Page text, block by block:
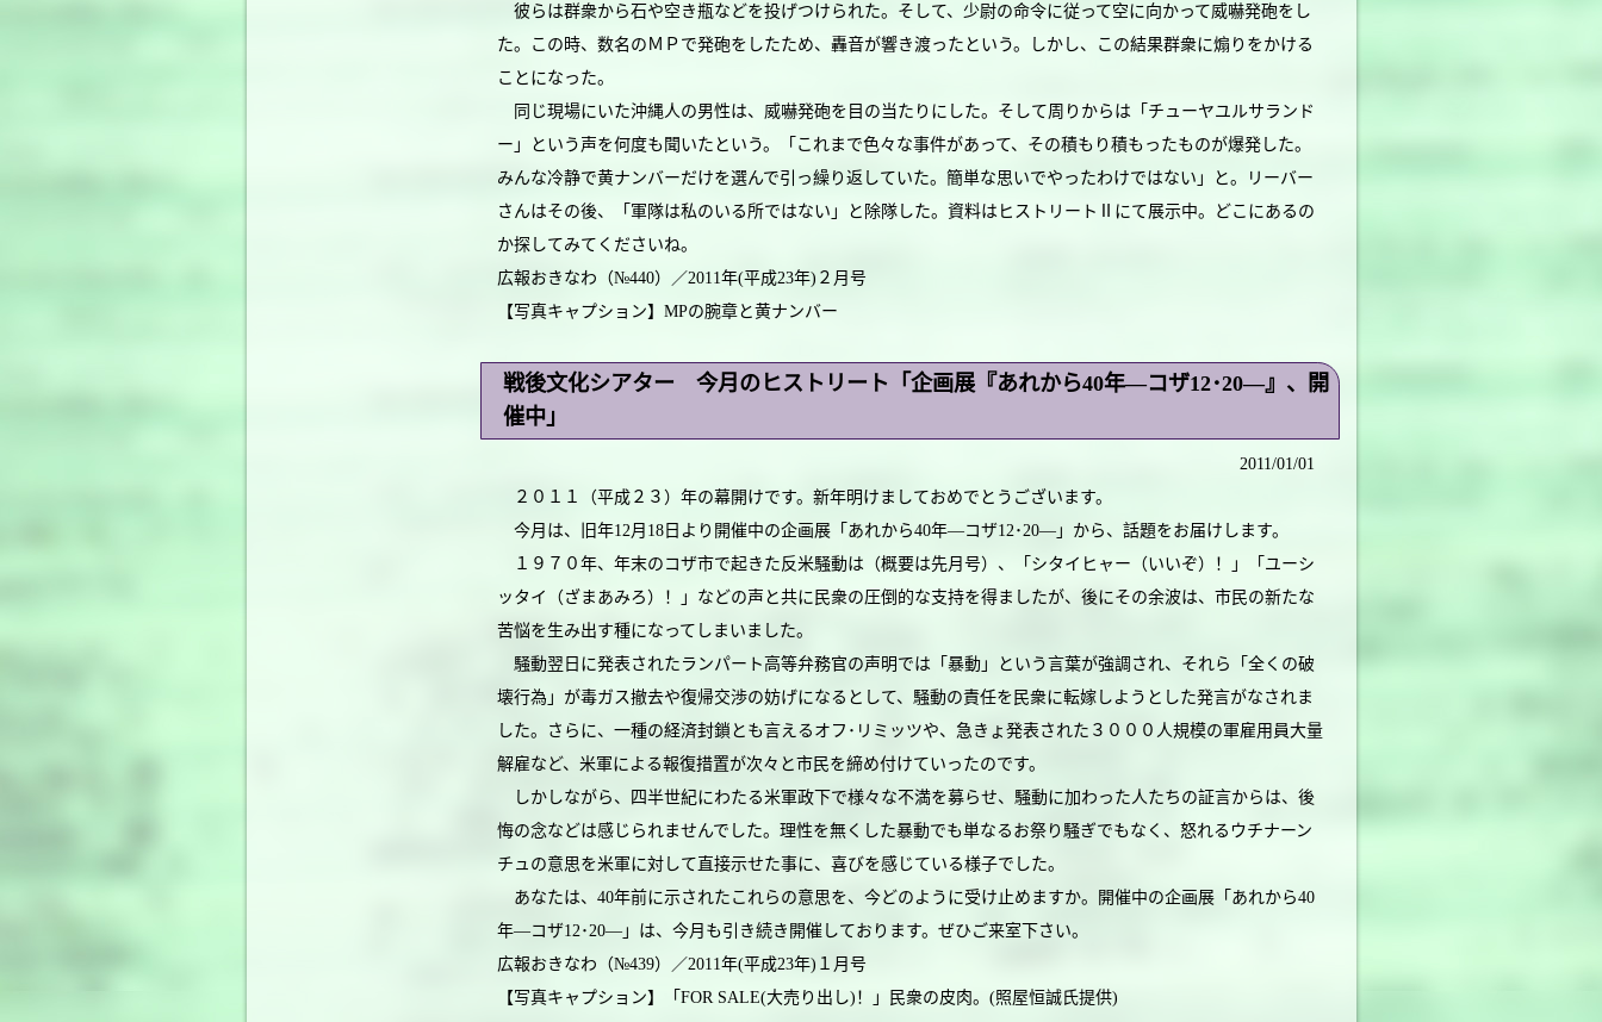
彼らは群衆から石や空き瓶などを投げつけられた。そして、少尉の命令に従って空に向かって威嚇発砲をし
た。この時、数名のＭＰで発砲をしたため、轟音が響き渡ったという。しかし、この結果群衆に煽りをかける
ことになった。
同じ現場にいた沖縄人の男性は、威嚇発砲を目の当たりにした。そして周りからは「チューヤユルサランド
ー」という声を何度も聞いたという。「これまで色々な事件があって、その積もり積もったものが爆発した。
みんな冷静で黄ナンバーだけを選んで引っ繰り返していた。簡単な思いでやったわけではない」と。リーバー
さんはその後、「軍隊は私のいる所ではない」と除隊した。資料はヒストリートⅡにて展示中。どこにあるの
か探してみてくださいね。
広報おきなわ（№440）／2011年(平成23年)２月号
【写真キャプション】MPの腕章と黄ナンバー
戦後文化シアター 今月のヒストリート「企画展『あれから40年―コザ12･20―』、開
催中」
2011/01/01
２０１１（平成２３）年の幕開けです。新年明けましておめでとうございます。
今月は、旧年12月18日より開催中の企画展「あれから40年―コザ12･20―」から、話題をお届けします。
１９７０年、年末のコザ市で起きた反米騒動は（概要は先月号）、「シタイヒャー（いいぞ）！」「ユーシ
ッタイ（ざまあみろ）！」などの声と共に民衆の圧倒的な支持を得ましたが、後にその余波は、市民の新たな
苦悩を生み出す種になってしまいました。
騒動翌日に発表されたランパート高等弁務官の声明では「暴動」という言葉が強調され、それら「全くの破
壊行為」が毒ガス撤去や復帰交渉の妨げになるとして、騒動の責任を民衆に転嫁しようとした発言がなされま
した。さらに、一種の経済封鎖とも言えるオフ･リミッツや、急きょ発表された３０００人規模の軍雇用員大量
解雇など、米軍による報復措置が次々と市民を締め付けていったのです。
しかしながら、四半世紀にわたる米軍政下で様々な不満を募らせ、騒動に加わった人たちの証言からは、後
悔の念などは感じられませんでした。理性を無くした暴動でも単なるお祭り騒ぎでもなく、怒れるウチナーン
チュの意思を米軍に対して直接示せた事に、喜びを感じている様子でした。
あなたは、40年前に示されたこれらの意思を、今どのように受け止めますか。開催中の企画展「あれから40
年―コザ12･20―」は、今月も引き続き開催しております。ぜひご来室下さい。
広報おきなわ（№439）／2011年(平成23年)１月号
【写真キャプション】「FOR SALE(大売り出し)！」民衆の皮肉。(照屋恒誠氏提供)